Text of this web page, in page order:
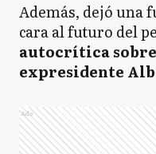
Además, dejó una
cara al futuro del
autocrítica
expresidente
Ads